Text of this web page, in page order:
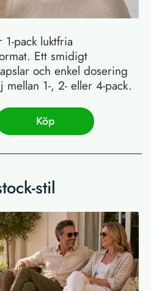
pack luktfria
Ett smidigt
och enkel dosering
1-, 2- eller 4-pack.
Köp
stil